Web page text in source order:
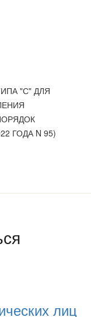
"С" ДЛЯ
ГОДА N 95)
лиц